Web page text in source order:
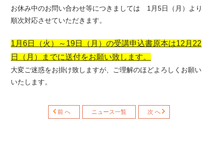
お休み中のお問い合わせ等につきましては 1月5日（月）より
順次対応させていただきます。
1月6日（火）～19日（月）の受講申込書原本は12月22
日（月）までに送付をお願い致します。
大変ご迷惑をお掛け致しますが、ご理解のほどよろしくお願い
いたします。
前 へ ニュース一覧 次 へ